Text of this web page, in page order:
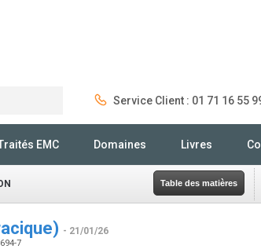
Service Client : 01 71 16 55
EMC Domaines Livres
Table des matières
- 21/01/26
7